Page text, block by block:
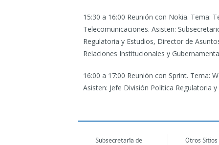
15:30 a 16:00 Reunión con Nokia. Tema:
Telecomunicaciones. Asisten:
Regulatoria y Estudios, Director de
Relaciones Institucionales y
16:00 a 17:00 Reunión con Sprint. Tema:
Asisten: Jefe División Política Regulatoria
Subsecretaría de
Otros